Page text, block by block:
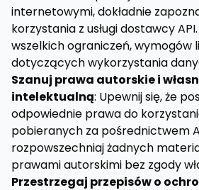
internetowymi, dokładnie
korzystania z usługi dostawcy
wszelkich ograniczeń, wymogów
dotyczących wykorzystania
Szanuj prawa autorskie i
intelektualną: Upewnij się, że
odpowiednie prawa do
pobieranych za pośrednictwem
rozpowszechniaj żadnych
prawami autorskimi bez zgody
Przestrzegaj przepisów o